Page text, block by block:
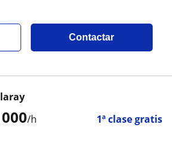
Contactar
/h 1ª clase gratis